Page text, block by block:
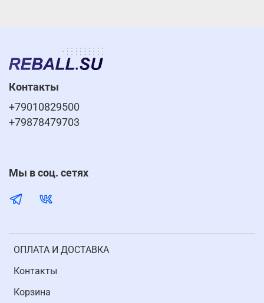
ОПЛАТА И ДОСТАВКА
Контакты
Корзина
Контакты
+79010829500
+79878479703
Мы в соц. сетях